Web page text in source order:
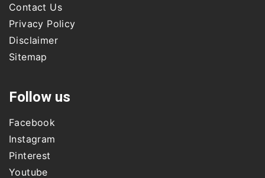
Contact Us
Privacy Policy
Disclaimer
Sitemap
Follow us
Facebook
Instagram
Pinterest
Youtube